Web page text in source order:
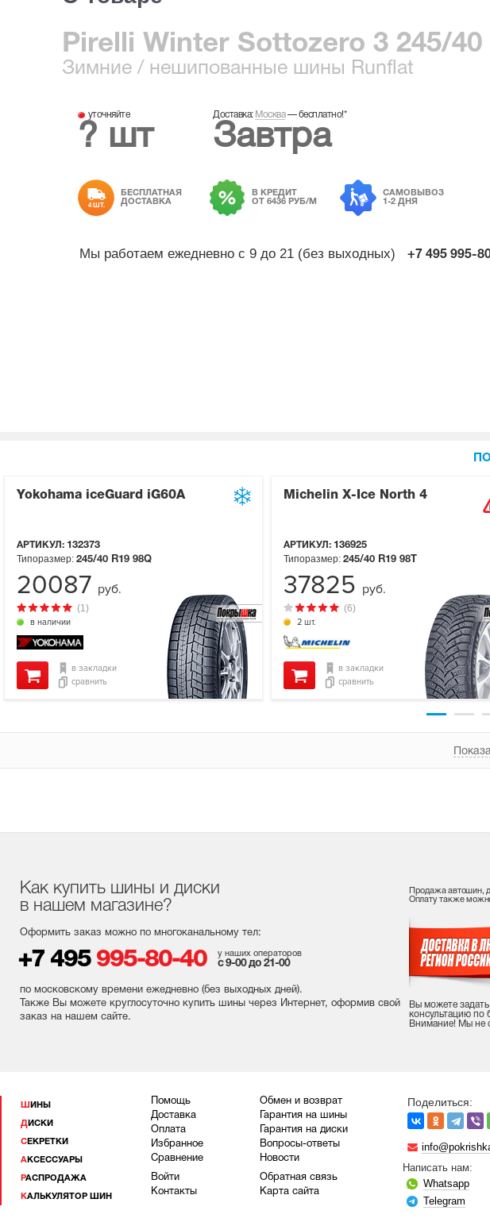
Pirelli Winter Sottozero 3 245/40
Зимние / нешипованные шины Runflat
уточняйте
? шт
Доставка: Москва—бесплатно!*
Завтра
4 ШТ.
БЕСПЛАТНАЯ
ДОСТАВКА
В КРЕДИТ
ОТ 6436 РУБ/М
САМОВЫВОЗ
1-2 ДНЯ
Мы работаем ежедневно с 9 до 21 (без выходных) +7 495 995-
Yokohama iceGuard iG60A
АРТИКУЛ: 132373
в наличии
(1)
Типоразмер: 245/40 R19 98Q
в закладки
сравнить
20087 руб.
Michelin X-Ice North 4
АРТИКУЛ: 136925
2 шт.
(6)
Типоразмер: 245/40 R19 98T
в закладки
сравнить
37825 руб.
Как купить шины и диски
в нашем магазине?
Оформить заказ можно по многоканальному тел:
+7 495 995-80-40 у наших операторов
с 9-00 до 21-00
по московскому времени ежедневно (без выходных дней).
Также Вы можете круглосуточно купить шины через Интернет, оформив свой
заказ на нашем сайте.
Продажа автошин,
Оплату также
Вы можете
консультацию по
Внимание! Мы не
ШИНЫ
ДИСКИ
СЕКРЕТКИ
АКСЕССУАРЫ
РАСПРОДАЖА
КАЛЬКУЛЯТОР ШИН
Помощь
Доставка
Оплата
Избранное
Сравнение
Войти
Контакты
Обмен и возврат
Гарантия на шины
Гарантия на диски
Вопросы-ответы
Новости
Обратная связь
Карта сайта
Поделиться:
Написать нам:
Whatsapp
Telegram